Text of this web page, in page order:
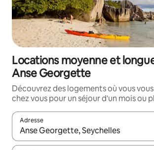
Locations moyenne et
Anse Georgette
Découvrez des logements où vous
chez vous pour un séjour d'un mois ou
Adresse
Lorsque les résultats s'affichent, utilisez